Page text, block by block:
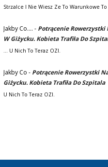
Strzalce I Nie Wiesz Ze To Warunkowe
Jakby Co.... - Potrącenie Rowerzystki
W Giżycku. Kobieta Trafiła Do
... U Nich To Teraz OZI.
Jakby Co - Potrącenie Rowerzystki
Giżycku. Kobieta Trafiła Do Szpitala
U Nich To Teraz OZI.